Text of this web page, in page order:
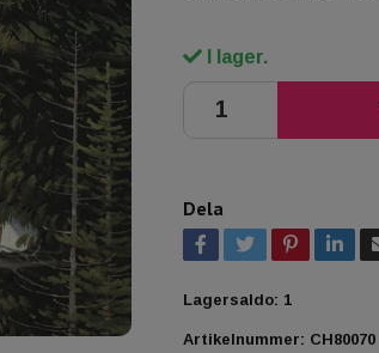
I lager.
Dela
Lagersaldo: 1
Artikelnummer: CH80070